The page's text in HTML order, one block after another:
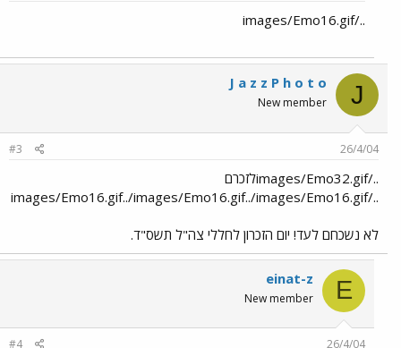
../images/Emo16.gif
J
J a z z P h o t o
New member
26/4/04
#3
../images/Emo32.gifלזכרם
../images/Emo16.gif../images/Emo16.gif../images/Emo16.gif
לא נשכחם לעד! יום הזכרון לחללי צה"ל תשס"ד.
E
einat-z
New member
26/4/04
#4